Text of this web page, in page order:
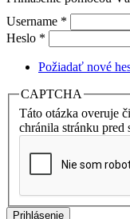
Username *
Heslo *
Požiadať nové
CAPTCHA
Táto otázka overuje
chránila stránku pred